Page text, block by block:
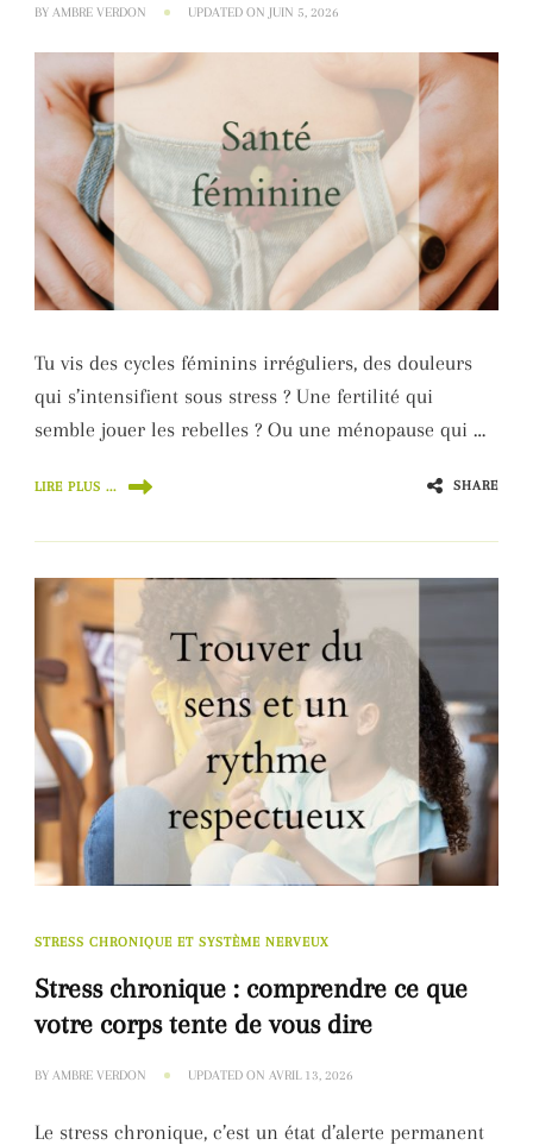
BY AMBRE VERDON UPDATED ON JUIN 5, 2026
Tu vis des cycles féminins irréguliers, des douleurs
qui s’intensifient sous stress ? Une fertilité qui
semble jouer les rebelles ? Ou une ménopause qui …
LIRE PLUS ... SHARE
STRESS CHRONIQUE ET SYSTÈME NERVEUX
Stress chronique : comprendre ce que
votre corps tente de vous dire
BY AMBRE VERDON UPDATED ON AVRIL 13, 2026
Le stress chronique, c’est un état d’alerte permanent